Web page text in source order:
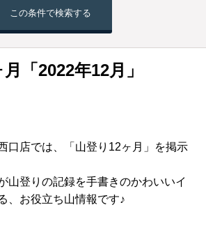
この条件で検索する
「2022年12月」
口店では、「山登り12ヶ月」を掲示
山登りの記録を手書きのかわいいイ
、お役立ち山情報です♪